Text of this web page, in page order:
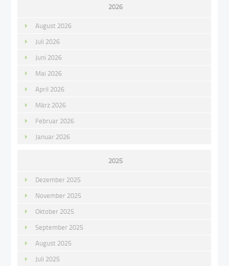
2026
August 2026
Juli 2026
Juni 2026
Mai 2026
April 2026
März 2026
Februar 2026
Januar 2026
2025
Dezember 2025
November 2025
Oktober 2025
September 2025
August 2025
Juli 2025